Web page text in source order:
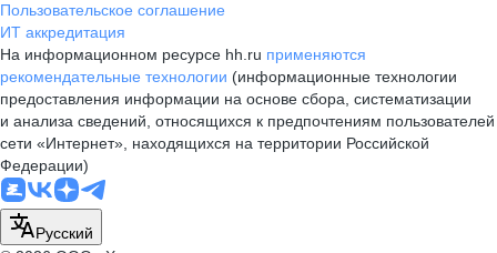
Пользовательское соглашение
ИТ аккредитация
На информационном ресурсе hh.ru применяются
рекомендательные технологии (информационные технологии
предоставления информации на основе сбора, систематизации
и анализа сведений, относящихся к предпочтениям пользователей
сети «Интернет», находящихся на территории Российской
Федерации)
Русский